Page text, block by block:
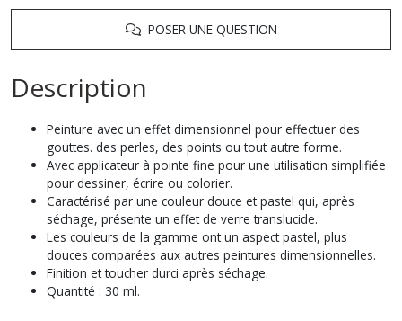
POSER UNE QUESTION
Description
Peinture avec un effet dimensionnel pour effectuer des
gouttes. des perles, des points ou tout autre forme.
Avec applicateur à pointe fine pour une utilisation simplifiée
pour dessiner, écrire ou colorier.
Caractérisé par une couleur douce et pastel qui, après
séchage, présente un effet de verre translucide.
Les couleurs de la gamme ont un aspect pastel, plus
douces comparées aux autres peintures dimensionnelles.
Finition et toucher durci après séchage.
Quantité : 30 ml.